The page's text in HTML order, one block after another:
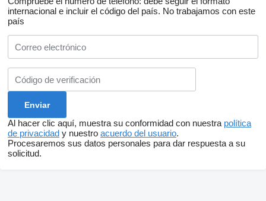
internacional e incluir el código del país. No trabajamos con este
país
Al hacer clic aquí, muestra su conformidad con nuestra política
de privacidad y nuestro acuerdo del usuario.
Procesaremos sus datos personales para dar respuesta a su
solicitud.